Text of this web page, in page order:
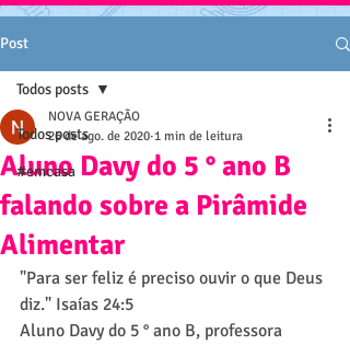
Post
Todos posts
#emcasa
Todos posts
Aluno Davy do 5 ° ano B
falando sobre a Pirâmide
Alimentar
NOVA GERAÇÃO
26 de ago. de 2020 1 min de leitura
"Para ser feliz é preciso ouvir o que Deus
diz." Isaías 24:5
Aluno Davy do 5 ° ano B, professora